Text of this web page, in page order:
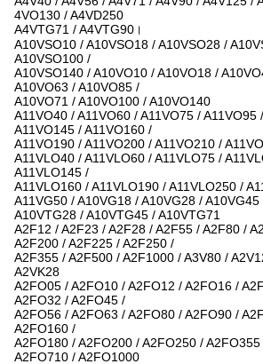
4VO130 / A4VD250
A4VTG71 / A4VTG90।
A10VSO10 / A10VSO18 / A10VSO28 /
A10VSO100 /
A10VSO140 / A10VO10 / A10VO18 /
A10VO63 / A10VO85 /
A10VO71 / A10VO100 / A10VO140
A11VO40 / A11VO60 / A11VO75 / A11VO95
A11VO145 / A11VO160 /
A11VO190 / A11VO200 / A11VO210 /
A11VLO40 / A11VLO60 / A11VLO75 /
A11VLO145 /
A11VLO160 / A11VLO190 / A11VLO250 /
A11VG50 / A10VG18 / A10VG28 /
A10VTG28 / A10VTG45 / A10VTG71
A2F12 / A2F23 / A2F28 / A2F55 / A2F80 /
A2F200 / A2F225 / A2F250 /
A2F355 / A2F500 / A2F1000 / A3V80 /
A2VK28
A2FO05 / A2FO10 / A2FO12 / A2FO16 /
A2FO32 / A2FO45 /
A2FO56 / A2FO63 / A2FO80 / A2FO90 /
A2FO160 /
A2FO180 / A2FO200 / A2FO250 /
A2FO710 / A2FO1000